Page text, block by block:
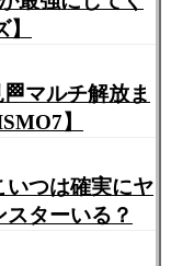
マルチ解放ま
】
いつは確実にヤ
ターいる？